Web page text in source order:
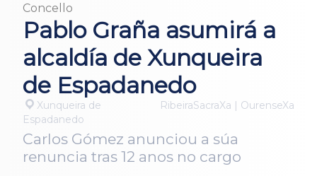
Concello
Pablo Graña asumirá a
alcaldía de Xunqueira
de Espadanedo
Xunqueira de
Espadanedo
RibeiraSacraXa | OurenseXa
Carlos Gómez anunciou a súa
renuncia tras 12 anos no cargo